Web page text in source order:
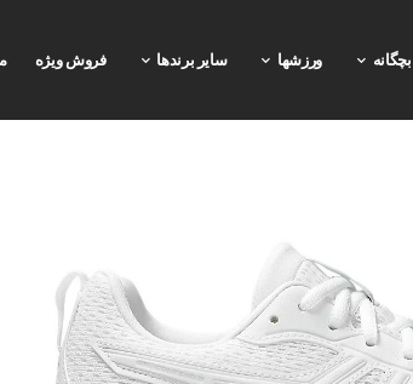
بچگانه ورزشها سایر برندها فروش ویژه